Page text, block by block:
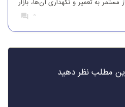
به تعمیر و نگهداری آن‌ها، بازار
برخوردار بوده است. افرادی
را دارند، باید […]
0
مطلب نظر دهید